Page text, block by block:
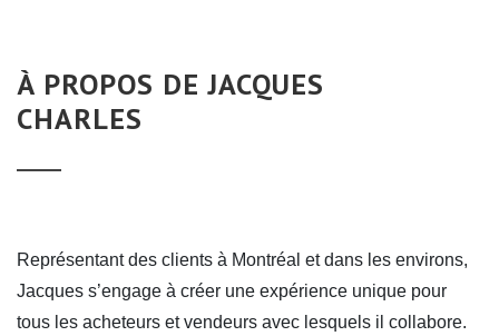
À PROPOS DE JACQUES
CHARLES
Représentant des clients à Montréal et dans les environs,
Jacques s’engage à créer une expérience unique pour
tous les acheteurs et vendeurs avec lesquels il collabore.